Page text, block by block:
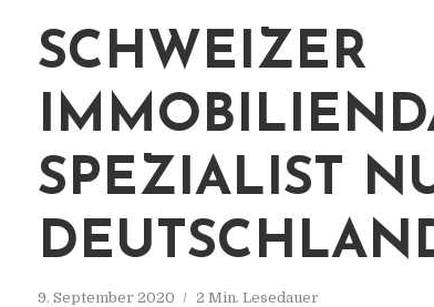
SCHWEIZER
SPEZIALIST
9. September 2020 2 Min. Lesedauer